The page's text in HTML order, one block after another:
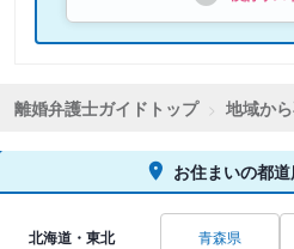
離婚弁護士ガイドトップ 地域か
お住まいの都
北海道・東北 青森県